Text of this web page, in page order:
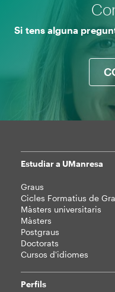
Si tens alguna
Mapa
web
Estudiar a UManresa
Graus
Cicles Formatius de
Màsters universitaris
Màsters
Postgraus
Doctorats
Cursos d'idiomes
Perfils